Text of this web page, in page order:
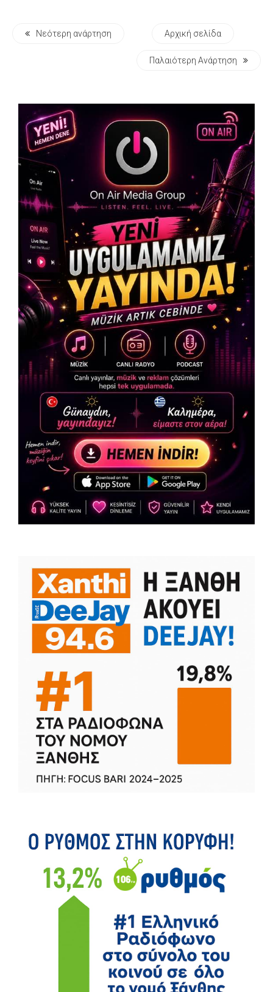
Νεότερη ανάρτηση Αρχική σελίδα
Παλαιότερη Ανάρτηση